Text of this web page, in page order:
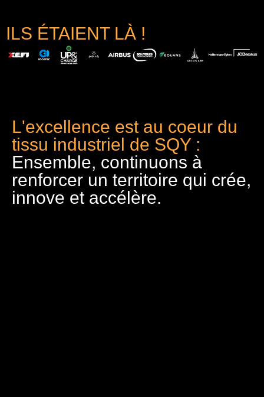
ILS ÉTAIENT LÀ !
L'excellence est au coeur du
tissu industriel de SQY :
Ensemble, continuons à
renforcer un territoire qui crée,
innove et accélère.